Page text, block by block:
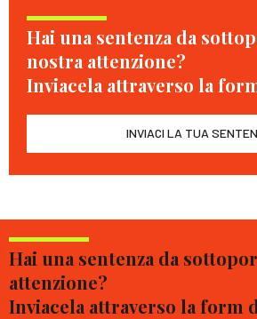
Hai una sentenza da
nostra attenzione?
Inviacela attraverso la
INVIACI LA TUA
Hai una sentenza da
attenzione?
Inviacela attraverso la form